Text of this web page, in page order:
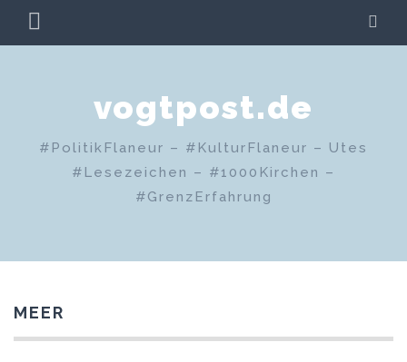
Zum
Inhalt MENÜ
vogtpost.de
#PolitikFlaneur – #KulturFlaneur – Utes
#Lesezeichen – #1000Kirchen –
#GrenzErfahrung
MEER